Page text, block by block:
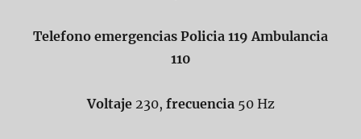
Telefono emergencias Policia 119 Ambulancia
110
Voltaje230, frecuencia 50 Hz